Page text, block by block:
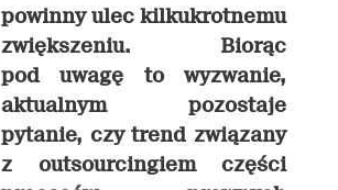
powinny ulec kilkukrotnemu
zwiększeniu. Biorąc
pod uwagę to wyzwanie,
aktualnym pozostaje
pytanie, czy trend związany
z outsourcingiem części